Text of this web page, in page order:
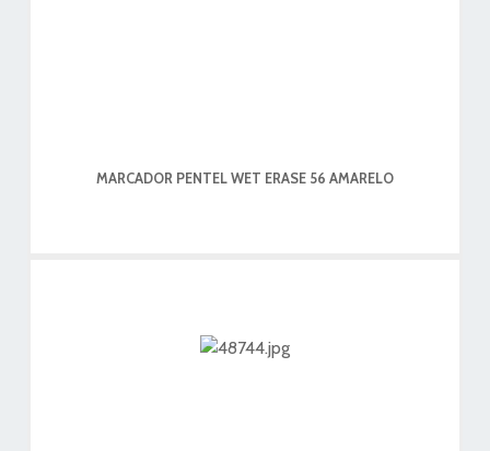
MARCADOR PENTEL WET ERASE 56 AMARELO